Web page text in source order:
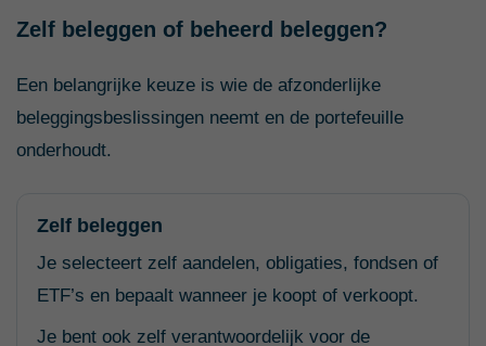
Zelf beleggen of beheerd beleggen?
Een belangrijke keuze is wie de afzonderlijke
beleggingsbeslissingen neemt en de portefeuille
onderhoudt.
Zelf beleggen
Je selecteert zelf aandelen, obligaties, fondsen of
ETF’s en bepaalt wanneer je koopt of verkoopt.
Je bent ook zelf verantwoordelijk voor de